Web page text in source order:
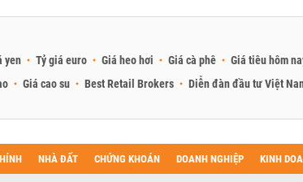
yen Tỷ giá euro Giá heo hơi Giá cà phê Giá tiêu hôm
Giá cao su Best Retail Brokers Diễn đàn đầu tư Việt
NHÀ ĐẤT CHỨNG KHOÁN DOANH NGHIỆP KINH